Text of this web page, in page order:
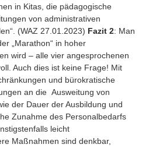
in Kitas, die pädagogische
von administrativen
(WAZ 27.01.2023) Fazit 2: Man
„Marathon“ in hoher
wird – alle vier angesprochenen
Auch dies ist keine Frage! Mit
und bürokratische
an die Ausweitung von
der Dauer der Ausbildung und
Zunahme des Personalbedarfs
leicht
Maßnahmen sind denkbar,